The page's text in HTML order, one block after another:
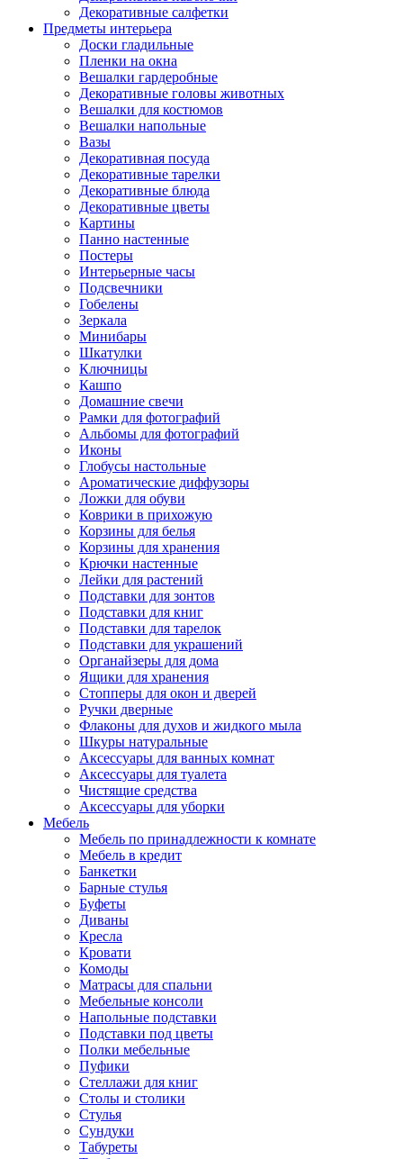
Декоративные салфетки
Предметы интерьера
Доски гладильные
Пленки на окна
Вешалки гардеробные
Декоративные головы животных
Вешалки для костюмов
Вешалки напольные
Вазы
Декоративная посуда
Декоративные тарелки
Декоративные блюда
Декоративные цветы
Картины
Панно настенные
Постеры
Интерьерные часы
Подсвечники
Гобелены
Зеркала
Минибары
Шкатулки
Ключницы
Кашпо
Домашние свечи
Рамки для фотографий
Альбомы для фотографий
Иконы
Глобусы настольные
Ароматические диффузоры
Ложки для обуви
Коврики в прихожую
Корзины для белья
Корзины для хранения
Крючки настенные
Лейки для растений
Подставки для зонтов
Подставки для книг
Подставки для тарелок
Подставки для украшений
Органайзеры для дома
Ящики для хранения
Стопперы для окон и дверей
Ручки дверные
Флаконы для духов и жидкого мыла
Шкуры натуральные
Аксессуары для ванных комнат
Аксессуары для туалета
Чистящие средства
Аксессуары для уборки
Мебель
Мебель по принадлежности к комнате
Мебель в кредит
Банкетки
Барные стулья
Буфеты
Диваны
Кресла
Кровати
Комоды
Матрасы для спальни
Мебельные консоли
Напольные подставки
Подставки под цветы
Полки мебельные
Пуфики
Стеллажи для книг
Столы и столики
Стулья
Сундуки
Табуреты